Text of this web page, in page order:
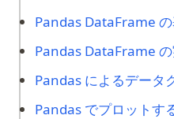
Pandas DataFrame
Pandas DataFrame
Pandas によるデータ
Pandas でプロットす